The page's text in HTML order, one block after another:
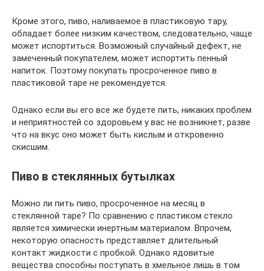
Кроме этого, пиво, наливаемое в пластиковую тару,
обладает более низким качеством, следовательно, чаще
может испортиться. Возможный случайный дефект, не
замеченный покупателем, может испортить пенный
напиток. Поэтому покупать просроченное пиво в
пластиковой таре не рекомендуется.
Однако если вы его все же будете пить, никаких проблем
и неприятностей со здоровьем у вас не возникнет, разве
что на вкус оно может быть кислым и откровенно
скисшим.
Пиво в стеклянных бутылках
Можно ли пить пиво, просроченное на месяц в
стеклянной таре? По сравнению с пластиком стекло
является химически инертным материалом. Впрочем,
некоторую опасность представляет длительный
контакт жидкости с пробкой. Однако ядовитые
вещества способны поступать в хмельное лишь в том